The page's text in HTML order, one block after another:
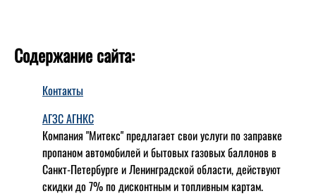
Содержание сайта:
Контакты
АГЗС АГНКС
Компания "Митекс" предлагает свои услуги по заправке
пропаном автомобилей и бытовых газовых баллонов в
Санкт-Петербурге и Ленинградской области, действуют
скидки до 7% по дисконтным и топливным картам.